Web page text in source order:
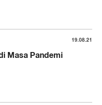
19.08.21
Masa Pandemi